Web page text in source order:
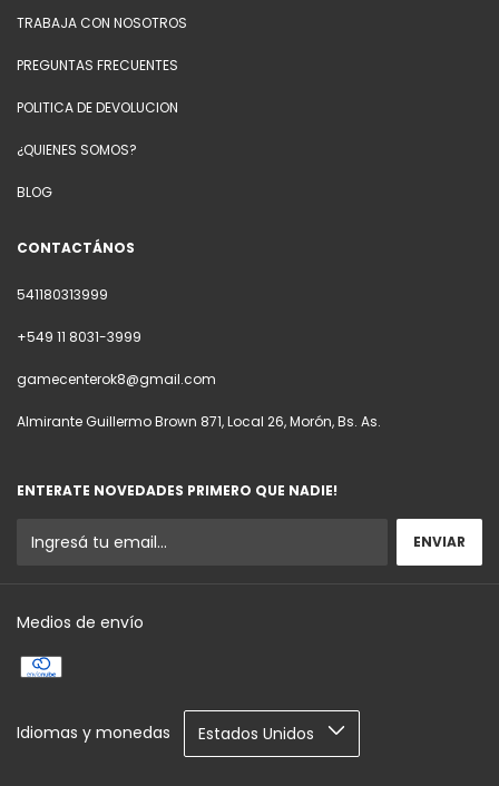
TRABAJA CON NOSOTROS
PREGUNTAS FRECUENTES
POLITICA DE DEVOLUCION
¿QUIENES SOMOS?
BLOG
CONTACTÁNOS
541180313999
+549 11 8031-3999
gamecenterok8@gmail.com
Almirante Guillermo Brown 871, Local 26, Morón, Bs. As.
ENTERATE NOVEDADES PRIMERO QUE NADIE!
Medios de envío
Idiomas y monedas